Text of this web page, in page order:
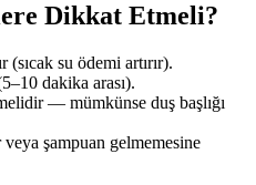
Dikkat Etmeli?
(sıcak su ödemi artırır).
dakika arası).
— mümkünse duş başlığı
şampuan gelmemesine